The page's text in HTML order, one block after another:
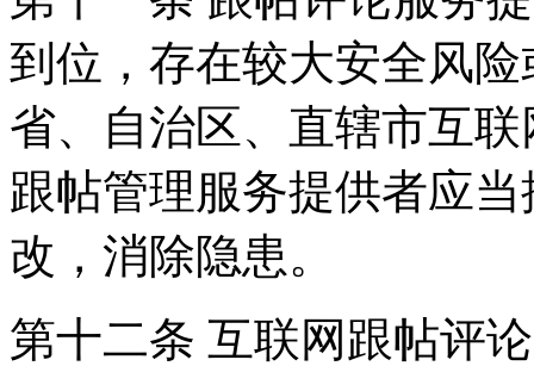
到位，存在较大安全风
省、自治区、直辖市互
跟帖管理服务提供者应
改，消除隐患。
第十二条 互联网跟帖评